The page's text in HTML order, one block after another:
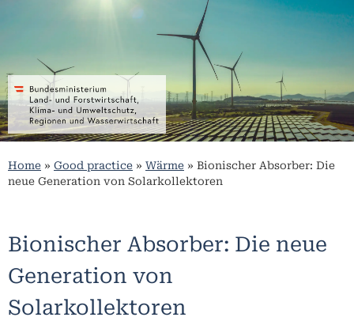
Home » Good practice » Wärme » Bionischer Absorber: Die
neue Generation von Solarkollektoren
Bionischer Absorber: Die neue
Generation von
Solarkollektoren